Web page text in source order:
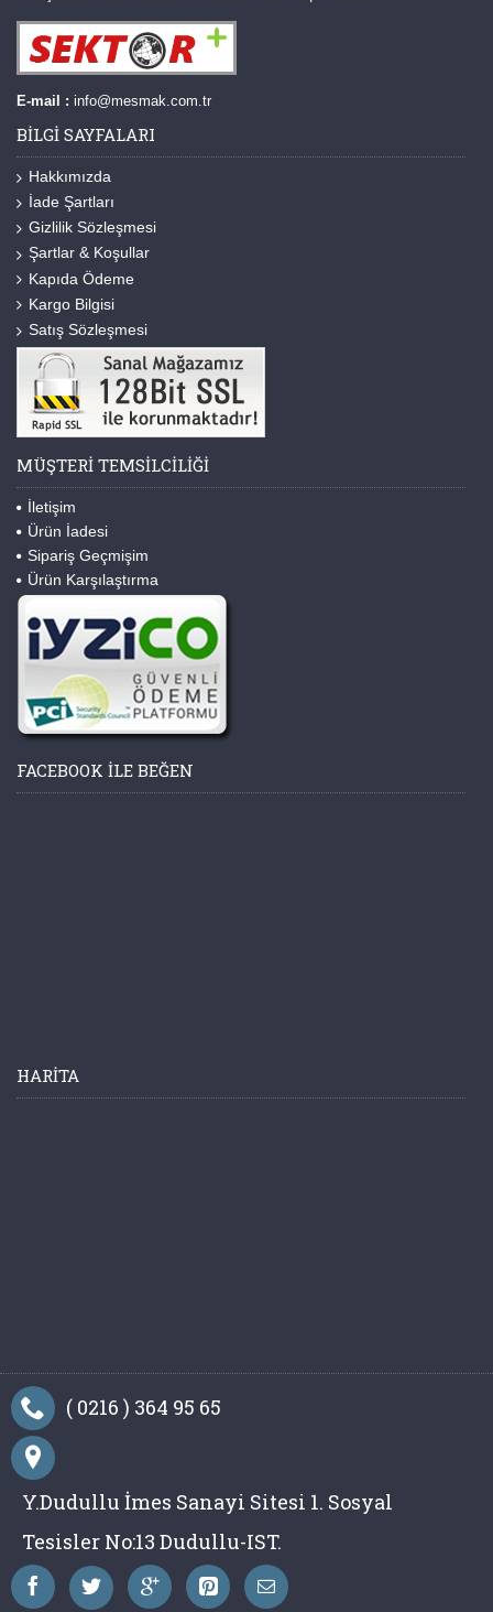
E-mail : info@mesmak.com.tr
BILGI SAYFALARI
Hakkımızda
İade Şartları
Gizlilik Sözleşmesi
Şartlar & Koşullar
Kapıda Ödeme
Kargo Bilgisi
Satış Sözleşmesi
MÜŞTERI TEMSILCILIĞI
İletişim
Ürün İadesi
Sipariş Geçmişim
Ürün Karşılaştırma
FACEBOOK ILE BEĞEN
HARITA
( 0216 ) 364 95 65
Y.Dudullu İmes Sanayi Sitesi 1. Sosyal
Tesisler No:13 Dudullu-IST.